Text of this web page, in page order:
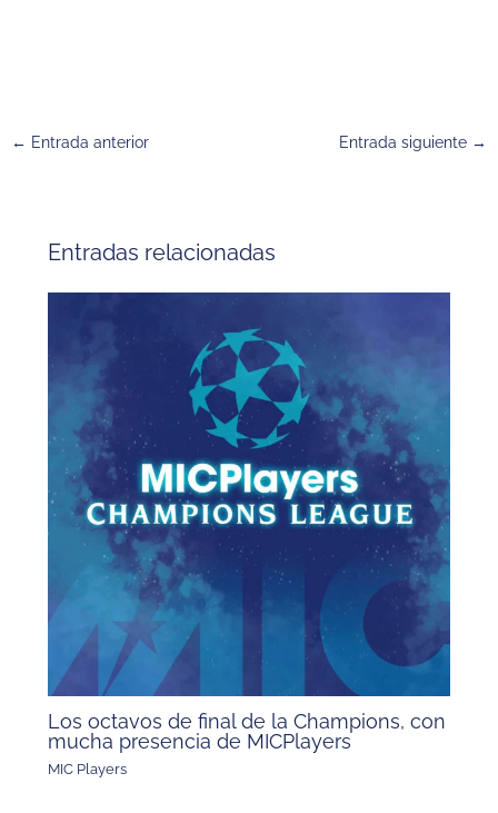
← Entrada anterior Entrada siguiente →
Entradas relacionadas
Los octavos de final de la Champions, con
mucha presencia de MICPlayers
MIC Players